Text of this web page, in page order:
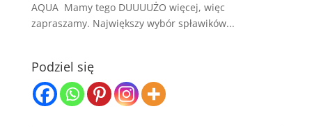
AQUA Mamy tego DUUUUŻO więcej, więc
zapraszamy. Największy wybór spławików...
Podziel się